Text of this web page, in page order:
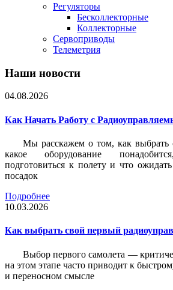
Регуляторы
Бесколлекторные
Коллекторные
Сервоприводы
Телеметрия
Наши новости
04.08.2026
Как Начать Работу с
Мы расскажем о том, как выбрать
какое оборудование
подготовиться к полету и что
посадок
Подробнее
10.03.2026
Как выбрать свой первый
Выбор первого самолета —
на этом этапе часто приводит к
и переносном смысле